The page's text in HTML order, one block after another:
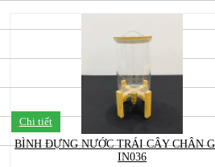
Chi tiết
BÌNH ĐỰNG NƯỚC TRÁI CÂY CHÂN
IN036